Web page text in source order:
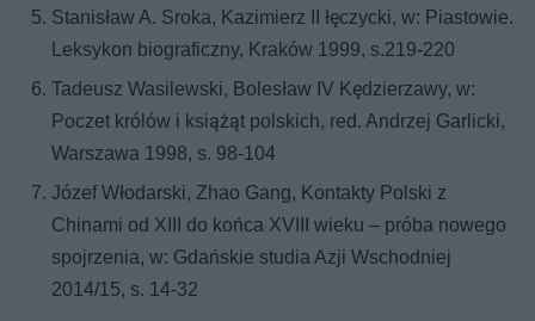
Stanisław A. Sroka, Kazimierz II łęczycki, w: Piastowie.
Leksykon biograficzny, Kraków 1999, s.219-220
Tadeusz Wasilewski, Bolesław IV Kędzierzawy, w:
Poczet królów i książąt polskich, red. Andrzej Garlicki,
Warszawa 1998, s. 98-104
Józef Włodarski, Zhao Gang, Kontakty Polski z
Chinami od XIII do końca XVIII wieku – próba nowego
spojrzenia, w: Gdańskie studia Azji Wschodniej
2014/15, s. 14-32